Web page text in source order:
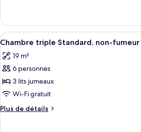
avec
lits
jumeaux,
non-
fumeur
Chambre
supérieure
avec
jumeaux,
non-
Afficher
toutes
les
photos
pour
ce
type
de
Une
11
Chambre triple Standard, non-fumeur
19 m²
6 personnes
3 lits jumeaux
Wi-Fi gratuit
Plus de détails
Plus